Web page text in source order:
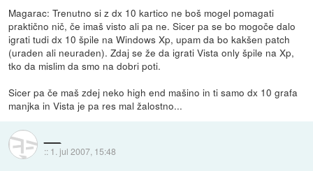
Magarac: Trenutno si z dx 10 kartico ne boš mogel pomagati
praktično nič, če imaš visto ali pa ne. Sicer pa se bo mogoče dalo
igrati tudi dx 10 špile na Windows Xp, upam da bo kakšen patch
(uraden ali neuraden). Zdaj se že da igrati Vista only špile na Xp,
tko da mislim da smo na dobri poti.
Sicer pa če maš zdej neko high end mašino in ti samo dx 10 grafa
manjka in Vista je pa res mal žalostno...
:: 1. jul 2007, 15:48